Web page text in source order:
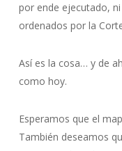
por ende ejecutado,
ordenados por la
Así es la cosa… y de
como hoy.
Esperamos que el
También deseamos